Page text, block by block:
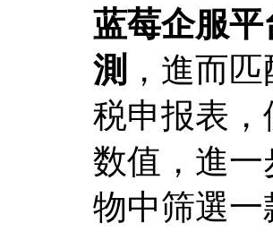
蓝莓企服
測 ，進而
税申报表
数值，進
物中筛選